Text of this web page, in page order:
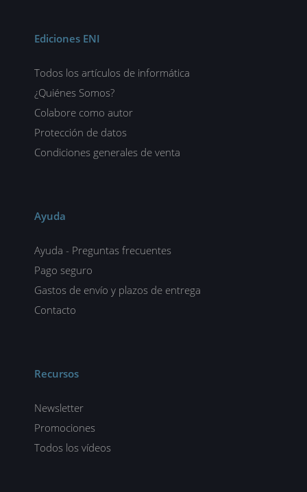
Ediciones ENI
Todos los artículos de informática
¿Quiénes Somos?
Colabore como autor
Protección de datos
Condiciones generales de venta
Ayuda
Ayuda - Preguntas frecuentes
Pago seguro
Gastos de envío y plazos de entrega
Contacto
Recursos
Newsletter
Promociones
Todos los vídeos